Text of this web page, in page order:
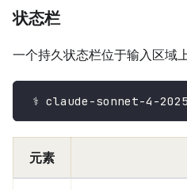
状态栏
一个持久状态栏位于输入区域
⚕ claude-sonnet-4-
元素